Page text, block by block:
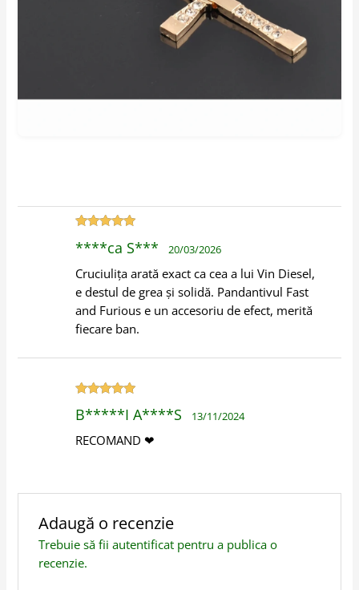
din 5
****ca S*** 20/03/2026
Cruciulița arată exact ca cea a lui Vin Diesel,
e destul de grea și solidă. Pandantivul Fast
and Furious e un accesoriu de efect, merită
fiecare ban.
din 5
B*****I A****S 13/11/2024
RECOMAND ❤
Adaugă o recenzie
Trebuie să fii autentificatpentru a publica o
recenzie.